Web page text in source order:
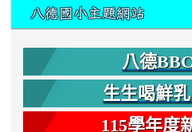
八德國小主題網站
八德
生生喝鮮
115學年度